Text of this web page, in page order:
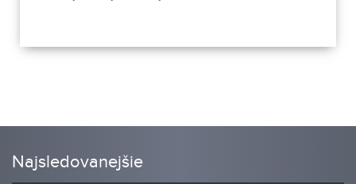
Najsledovanejšie